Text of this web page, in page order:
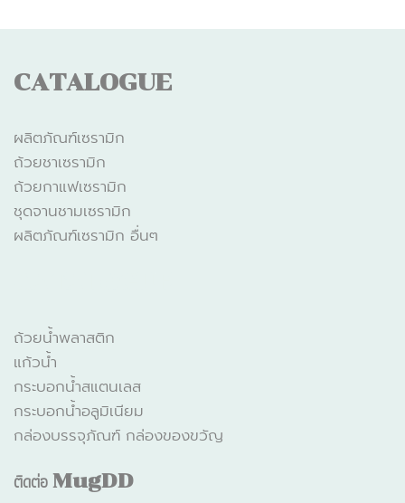
CATALOGUE
ผลิตภัณฑ์เซรามิก
ถ้วยชาเซรามิก
ถ้วยกาแฟเซรามิก
ชุดจานชามเซรามิก
ผลิตภัณฑ์เซรามิก อื่นๆ
ถ้วยน้ำพลาสติก
แก้วน้ำ
กระบอกน้ำสแตนเลส
กระบอกน้ำอลูมิเนียม
กล่องบรรจุภัณฑ์ กล่องของขวัญ
ติดต่อMugDD